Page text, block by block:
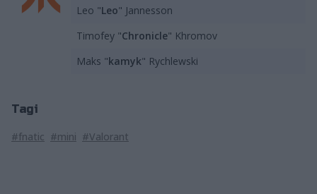
Leo "Leo" Jannesson
Timofey "Chronicle" Khromov
Maks "kamyk" Rychlewski
Tagi
#fnatic #mini #Valorant